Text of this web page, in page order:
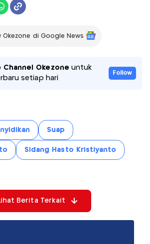
Okezone di Google News
Channel Okezone untuk
setiap hari
Follow
Suap
Sidang Hasto Kristiyanto
Berita Terkait